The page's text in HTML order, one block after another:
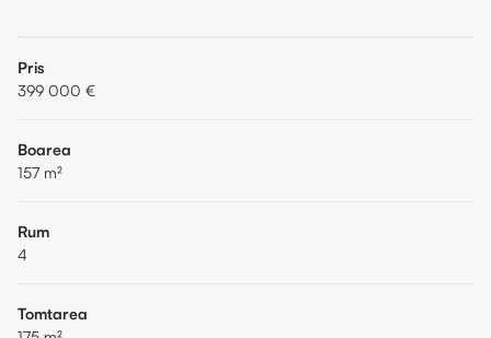
Pris
399 000 €
Boarea
157 m²
Rum
4
Tomtarea